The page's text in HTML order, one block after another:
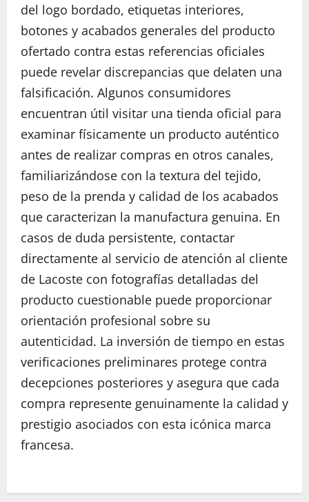
del logo bordado, etiquetas interiores,
botones y acabados generales del producto
ofertado contra estas referencias oficiales
puede revelar discrepancias que delaten una
falsificación. Algunos consumidores
encuentran útil visitar una tienda oficial para
examinar físicamente un producto auténtico
antes de realizar compras en otros canales,
familiarizándose con la textura del tejido,
peso de la prenda y calidad de los acabados
que caracterizan la manufactura genuina. En
casos de duda persistente, contactar
directamente al servicio de atención al cliente
de Lacoste con fotografías detalladas del
producto cuestionable puede proporcionar
orientación profesional sobre su
autenticidad. La inversión de tiempo en estas
verificaciones preliminares protege contra
decepciones posteriores y asegura que cada
compra represente genuinamente la calidad y
prestigio asociados con esta icónica marca
francesa.
P